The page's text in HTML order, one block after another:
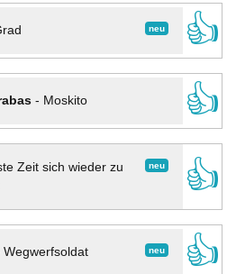
neu
👍
- Moskito
👍
neu
Zeit sich wieder zu
👍
neu
Wegwerfsoldat
👍